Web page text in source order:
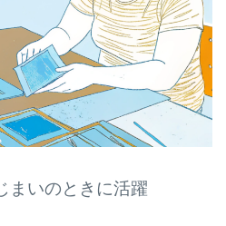
まいのときに活躍